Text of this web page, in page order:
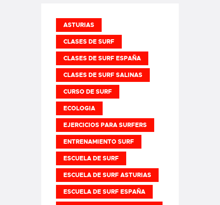
ASTURIAS
CLASES DE SURF
CLASES DE SURF ESPAÑA
CLASES DE SURF SALINAS
CURSO DE SURF
ECOLOGIA
EJERCICIOS PARA SURFERS
ENTRENAMIENTO SURF
ESCUELA DE SURF
ESCUELA DE SURF ASTURIAS
ESCUELA DE SURF ESPAÑA